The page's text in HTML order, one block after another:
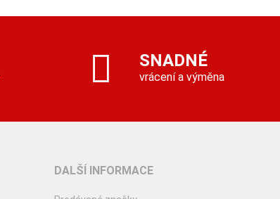
SNADNÉ
vrácení a výměna
DALŠÍ INFORMACE